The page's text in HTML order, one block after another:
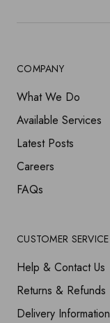
COMPANY
What We Do
Available Services
Latest Posts
Careers
FAQs
CUSTOMER SERVICE
Help & Contact Us
Returns & Refunds
Delivery Information